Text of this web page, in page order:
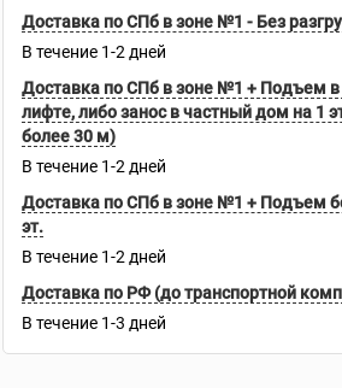
Доставка по СПб в зоне №1 - Без
В течение 1-2 дней
Доставка по СПб в зоне №1 + Подъем в
лифте, либо занос в частный дом на 1
более 30 м)
В течение 1-2 дней
Доставка по СПб в зоне №1 + Подъем
эт.
В течение 1-2 дней
Доставка по РФ (до транспортной
В течение 1-3 дней